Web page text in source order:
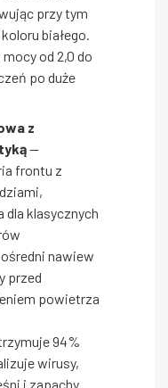
przy tym
białego.
od 2,0 do
po duże
z
—
frontu z
dla klasycznych
nawiew
przed
powietrza
94%
wirusy,
i zapachy